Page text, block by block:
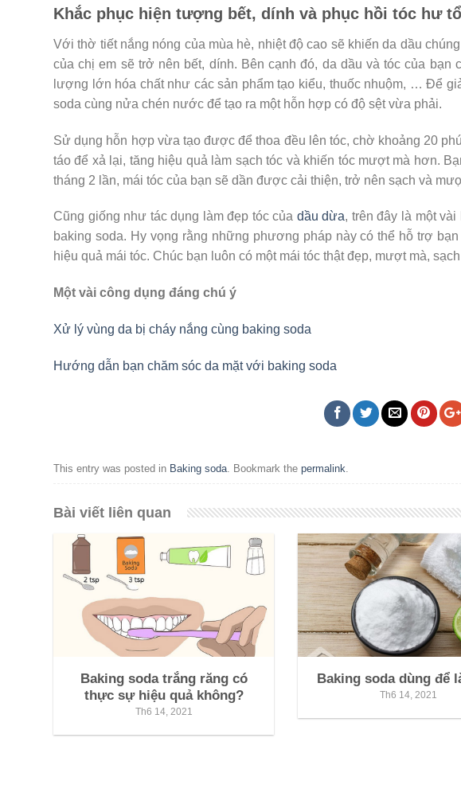
Khắc phục hiện tượng bết, dính và phục hồi tóc hư
Với thờ tiết nắng nóng của mùa hè, nhiệt độ cao sẽ khiến da dầu
của chị em sẽ trở nên bết, dính. Bên cạnh đó, da dầu và tóc của
lượng lớn hóa chất như các sản phẩm tạo kiểu, thuốc nhuộm, … Để
soda cùng nửa chén nước để tạo ra một hỗn hợp có độ sệt vừa phải.
Sử dụng hỗn hợp vừa tạo được để thoa đều lên tóc, chờ khoảng 20
táo để xả lại, tăng hiệu quả làm sạch tóc và khiến tóc mượt mà hơn.
tháng 2 lần, mái tóc của bạn sẽ dần được cải thiện, trở nên sạch và
Cũng giống như tác dụng làm đẹp tóc của dầu dừa, trên đây là một
baking soda. Hy vọng rằng những phương pháp này có thể hỗ trợ
hiệu quả mái tóc. Chúc bạn luôn có một mái tóc thật đẹp, mượt mà,
Một vài công dụng đáng chú ý
Xử lý vùng da bị cháy nắng cùng baking soda
Hướng dẫn bạn chăm sóc da mặt với baking soda
This entry was posted in Baking soda. Bookmark the permalink.
Bài viết liên quan
Baking soda trắng răng có
thực sự hiệu quả không?
Th6 14, 2021
Baking soda dùng để
Th6 14, 2021